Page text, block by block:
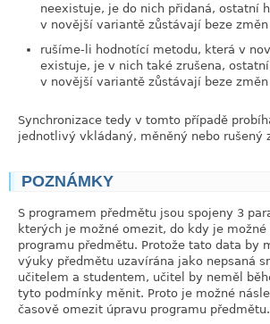
neexistuje, je do nich přidaná, ostatní
v novější variantě zůstávají beze změn
rušíme-li hodnotící metodu, která v
existuje, je v nich také zrušena,
v novější variantě zůstávají beze změn
Synchronizace tedy v tomto případě
jednotlivý vkládaný, měněný nebo rušený
POZNÁMKY
S programem předmětu jsou spojeny 3
kterých je možné omezit, do kdy je
programu předmětu. Protože tato data by
výuky předmětu uzavírána jako nepsaná
učitelem a studentem, učitel by neměl
tyto podmínky měnit. Proto je možné
časově omezit úpravu programu předmětu.